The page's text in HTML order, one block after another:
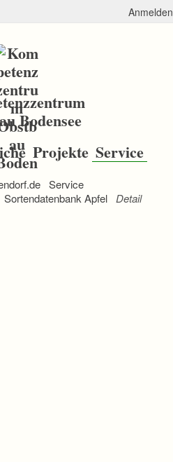
Anmelden
Bodensee
Projekte Service
Service
Sortendatenbank Apfel Detail